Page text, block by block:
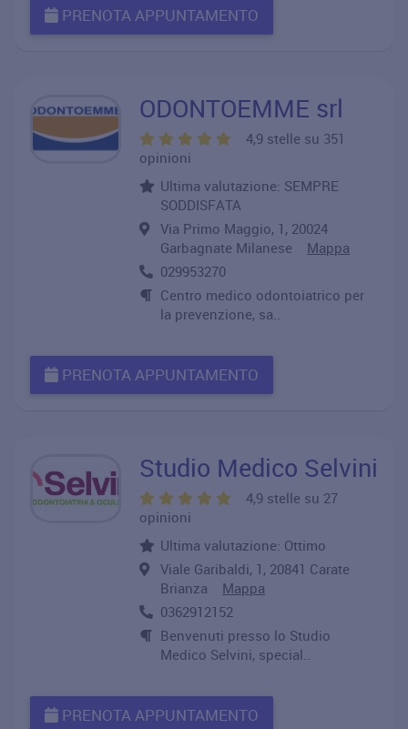
PRENOTA APPUNTAMENTO
ODONTOEMME srl
4,9 stelle su 351
opinioni
Ultima valutazione: SEMPRE
SODDISFATA
Via Primo Maggio, 1, 20024
Garbagnate Milanese Mappa
029953270
Centro medico odontoiatrico per
la prevenzione, sa..
PRENOTA APPUNTAMENTO
Studio Medico Selvini
4,9 stelle su 27
opinioni
Ultima valutazione: Ottimo
Viale Garibaldi, 1, 20841 Carate
Brianza Mappa
0362912152
Benvenuti presso lo Studio
Medico Selvini, special..
PRENOTA APPUNTAMENTO